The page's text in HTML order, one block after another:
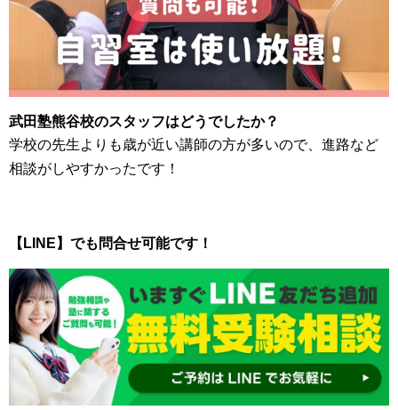
武田塾熊谷校のスタッフはどうでしたか？
学校の先生よりも歳が近い講師の方が多いので、進路など
相談がしやすかったです！
【LINE】でも問合せ可能です！